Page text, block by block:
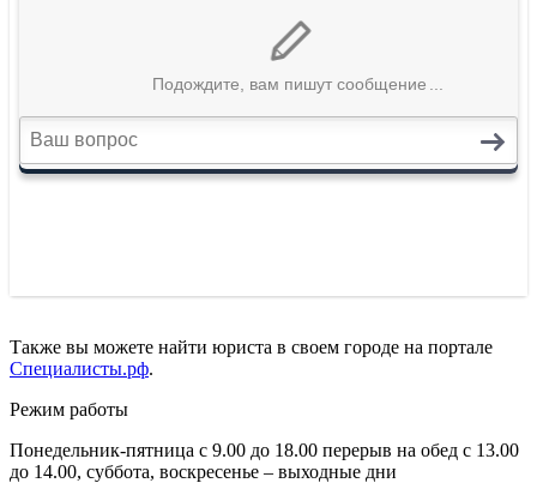
Также вы можете найти юриста в своем городе на портале
Специалисты.рф.
Режим работы
Понедельник-пятница с 9.00 до 18.00 перерыв на обед с 13.00
до 14.00, суббота, воскресенье – выходные дни